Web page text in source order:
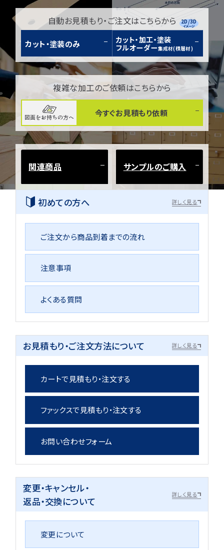
自動お見積もり・ご注文はこちらから
カット・塗装のみ
カット・加工・塗装
フルオーダー集成材(積層材)
2D/3D
イメージ
複雑な加工のご依頼はこちらから
図面をお持ちの方へ 今すぐお見積もり依頼
関連商品 サンプルのご購入
初めての方へ 詳しく見る
ご注文から商品到着までの流れ
注意事項
よくある質問
お見積もり・ご注文方法について 詳しく見る
カートで見積もり・注文する
ファックスで見積もり・注文する
お問い合わせフォーム
変更・キャンセル・
返品・交換について
詳しく見る
変更について